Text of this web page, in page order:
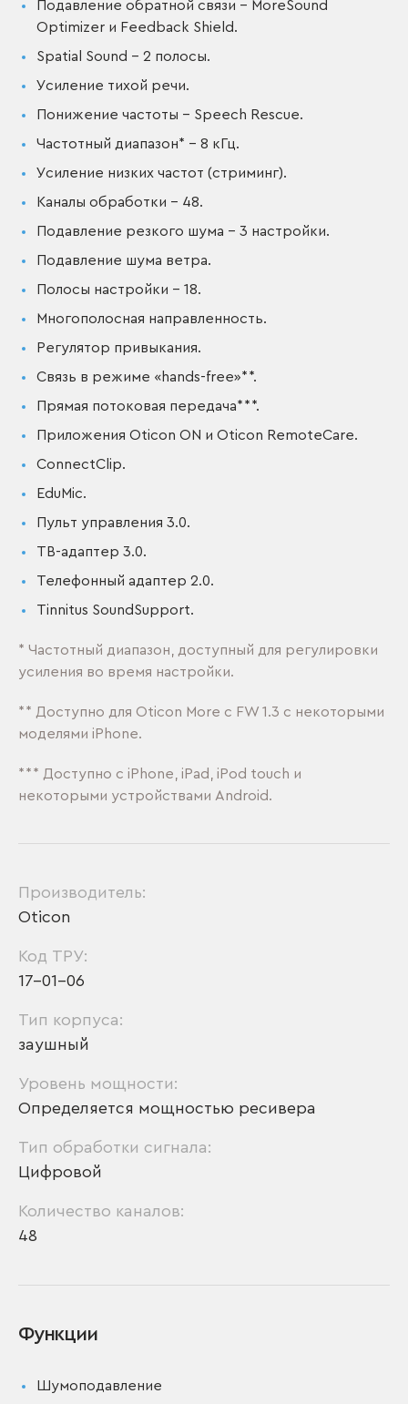
Подавление обратной связи – MoreSound
Optimizer и Feedback Shield.
Spatial Sound – 2 полосы.
Усиление тихой речи.
Понижение частоты – Speech Rescue.
Частотный диапазон* – 8 кГц.
Усиление низких частот (стриминг).
Каналы обработки – 48.
Подавление резкого шума – 3 настройки.
Подавление шума ветра.
Полосы настройки – 18.
Многополосная направленность.
Регулятор привыкания.
Связь в режиме «hands-free»**.
Прямая потоковая передача***.
Приложения Oticon ON и Oticon RemoteCare.
ConnectClip.
EduMic.
Пульт управления 3.0.
ТВ-адаптер 3.0.
Телефонный адаптер 2.0.
Tinnitus SoundSupport.
* Частотный диапазон, доступный для регулировки
усиления во время настройки.
** Доступно для Oticon More с FW 1.3 с некоторыми
моделями iPhone.
*** Доступно с iPhone, iPad, iPod touch и
некоторыми устройствами Android.
Производитель:
Oticon
Код ТРУ:
17-01-06
Тип корпуса:
заушный
Уровень мощности:
Определяется мощностью ресивера
Тип обработки сигнала:
Цифровой
Количество каналов:
48
Функции
Шумоподавление